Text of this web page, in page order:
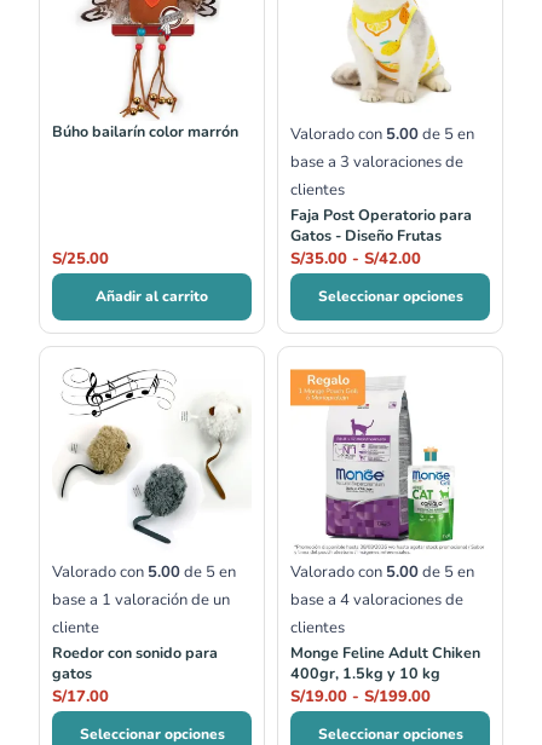
Búho bailarín color marrón
S/25.00
Añadir al carrito
Valorado con 5.00de 5 en
base a 3 valoraciones de
clientes
Faja Post Operatorio para
Gatos - Diseño Frutas
S/35.00 - S/42.00
S/35.00
hasta
S/42.00
Seleccionar opciones
Valorado con 5.00de 5 en
base a 1 valoración de un
cliente
Roedor con sonido para
gatos
S/17.00
Seleccionar opciones
Valorado con 5.00de 5 en
base a 4valoraciones de
clientes
Monge Feline Adult Chiken
400gr, 1.5kg y 10 kg
S/19.00 - S/199.00
desde
S/19.00
hasta
S/199.00
Seleccionar opciones